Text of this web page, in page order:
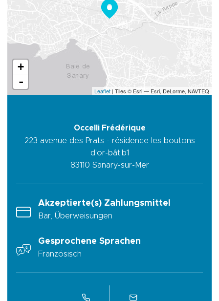
+
-
Leaflet | Tiles © Esri — Esri, DeLorme, NAVTEQ
Occelli Frédérique
223 avenue des Prats - résidence les boutons
d'or-bât.b1
83110 Sanary-sur-Mer
Akzeptierte(s) Zahlungsmittel
Bar, Überweisungen
Gesprochene Sprachen
Französisch